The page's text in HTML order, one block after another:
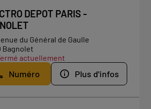
DEPOT PARIS -
du Général de Gaulle
Bagnolet
actuellement
Numéro Plus d'infos